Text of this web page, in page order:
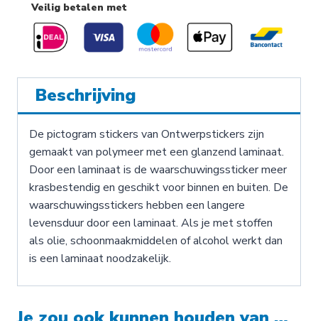
Veilig betalen met
Beschrijving
De pictogram stickers van Ontwerpstickers zijn
gemaakt van polymeer met een glanzend laminaat.
Door een laminaat is de waarschuwingssticker meer
krasbestendig en geschikt voor binnen en buiten. De
waarschuwingsstickers hebben een langere
levensduur door een laminaat. Als je met stoffen
als olie, schoonmaakmiddelen of alcohol werkt dan
is een laminaat noodzakelijk.